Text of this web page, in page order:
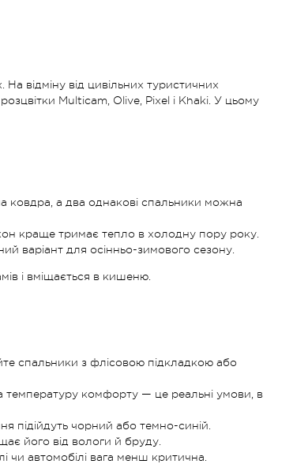
відміну від цивільних туристичних
Multicam, Olive, Pixel і Khaki. У цьому
ковдра, а два однакові спальники можна
краще тримає тепло в холодну пору року.
варіант для осінньо-зимового сезону.
і вміщається в кишеню.
спальники з флісовою підкладкою або
температуру комфорту — це реальні умови, в
підійдуть чорний або темно-синій.
його від вологи й бруду.
автомобілі вага менш критична.